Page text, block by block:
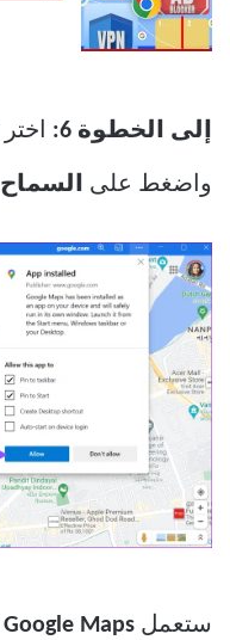
إلى الخطوة 6: اختر
واضغط على السماح
ستعمل